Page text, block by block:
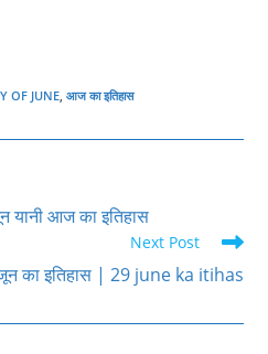
OF JUNE, आज का इतिहास
आज का इतिहास
Next Post
का इतिहास | 29 june ka itihas